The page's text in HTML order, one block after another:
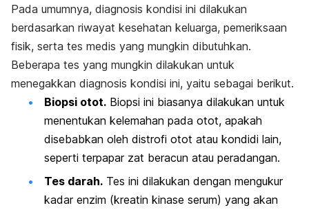
Pada umumnya, diagnosis kondisi ini dilakukan
berdasarkan riwayat kesehatan keluarga, pemeriksaan
fisik, serta tes medis yang mungkin dibutuhkan.
Beberapa tes yang mungkin dilakukan untuk
menegakkan diagnosis kondisi ini, yaitu sebagai berikut.
Biopsi otot. Biopsi ini biasanya dilakukan untuk
menentukan kelemahan pada otot, apakah
disebabkan oleh distrofi otot atau kondidi lain,
seperti terpapar zat beracun atau peradangan.
Tes darah. Tes ini dilakukan dengan mengukur
kadar enzim (kreatin kinase serum) yang akan